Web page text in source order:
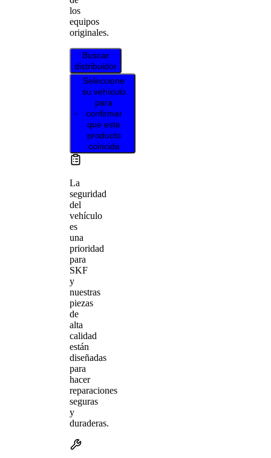
los
equipos
originales.
Buscar
distribuidor
Seleccione
su vehículo
para
confirmar
que este
producto
coincide
La
seguridad
del
vehículo
es
una
prioridad
para
SKF
y
nuestras
piezas
de
alta
calidad
están
diseñadas
para
hacer
reparaciones
seguras
y
duraderas.